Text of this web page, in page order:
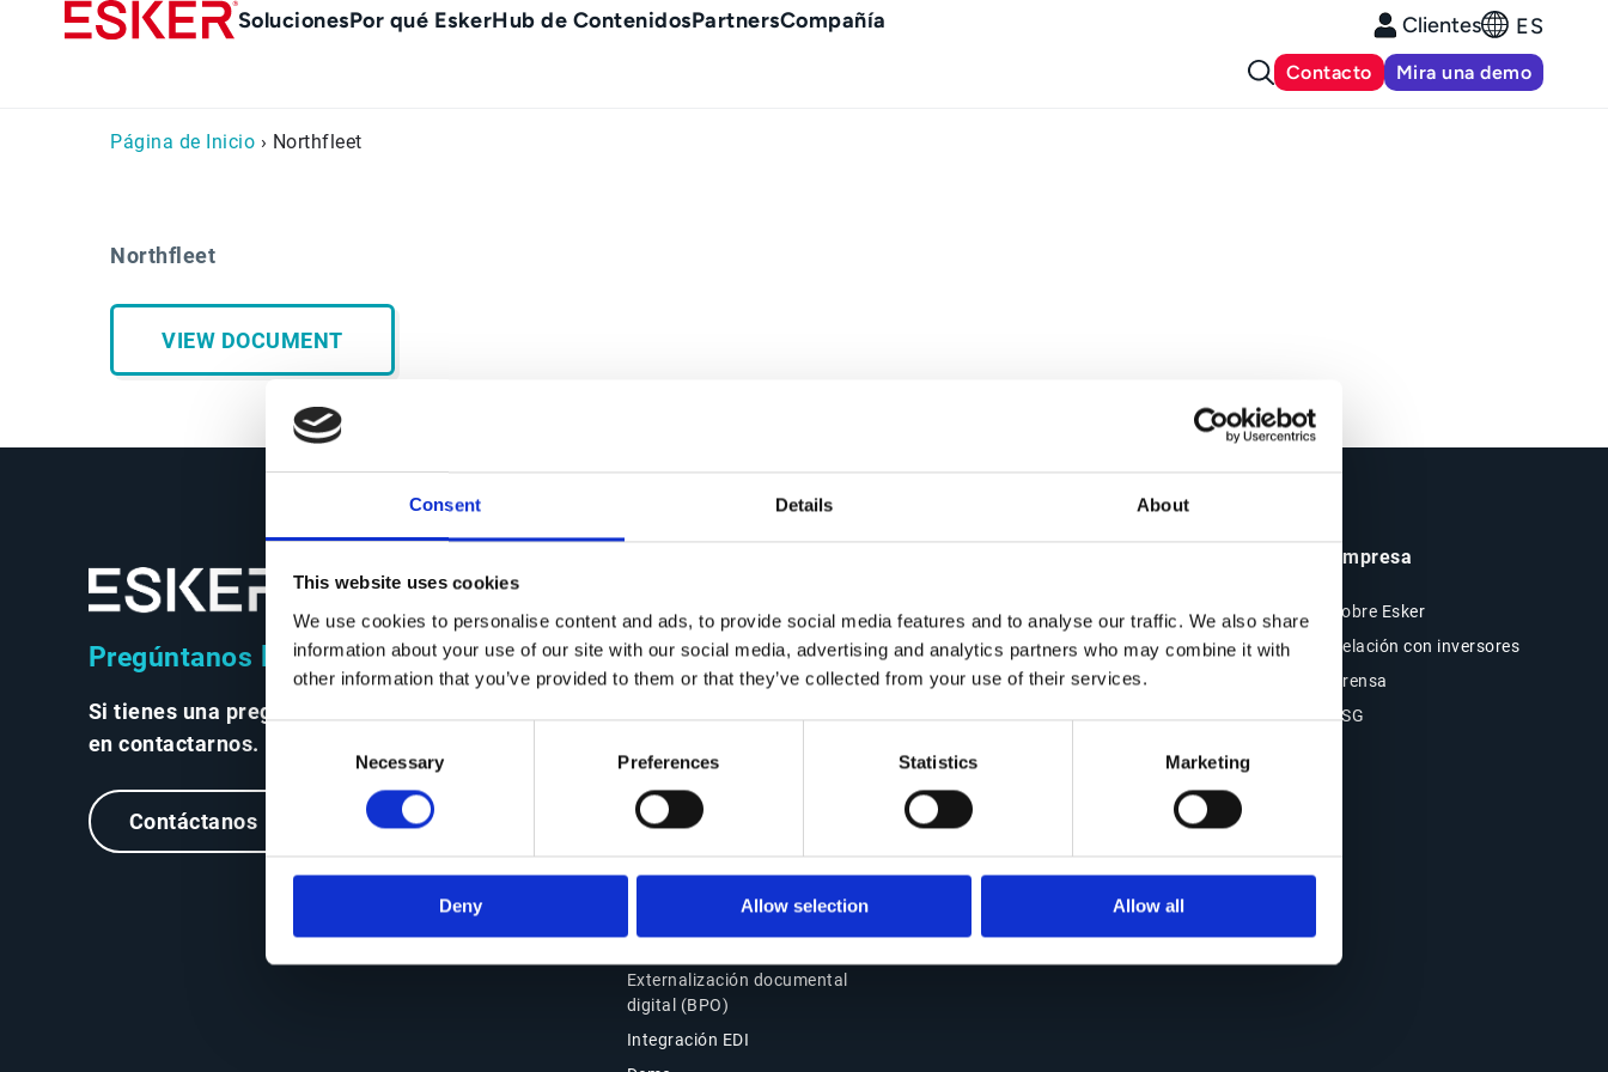
Consent Details About
This website uses cookies
We use cookies to personalise content and ads, to provide social media features and to analyse our traffic. We also share
information about your use of our site with our social media, advertising and analytics partners who may combine it with
other information that you’ve provided to them or that they’ve collected from your use of their services.
Necessary Preferences Statistics Marketing
Deny Allow selection Allow all
Main
SolucionesPor qué EskerHub de ContenidosPartnersCompañía Clientes ES
Contacto Mira una demo
Página de Inicio › Northfleet
Northfleet
VIEW DOCUMENT
Pregúntanos lo que quieras
Si tienes una pregunta, no dudes
en contactarnos.
Contáctanos
Contáctanos
Nuestras oficinas
Partners
Soporte
Resumen
Source-to-Pay (S2P)
cumplimiento
Recursos
Blog
Casos de clientes
Eventos
Empresa
Sobre Esker
Relación con inversores
Prensa
ESG
Productos
Esker Product Host
Esker Mailing Services
Externalización documental
digital (BPO)
Integración EDI